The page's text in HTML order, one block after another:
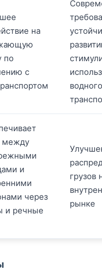
на
по
с
водного
между
и
через
и речные
грузов
рынке